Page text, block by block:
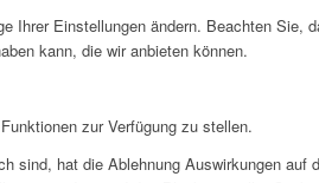
Ihrer Einstellungen ändern. Beachten Sie,
kann, die wir anbieten können.
zur Verfügung zu stellen.
sind, hat die Ablehnung Auswirkungen auf